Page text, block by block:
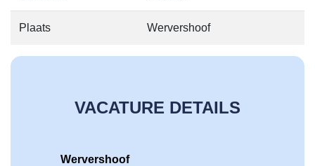
Plaats Wervershoof
VACATURE DETAILS
Wervershoof